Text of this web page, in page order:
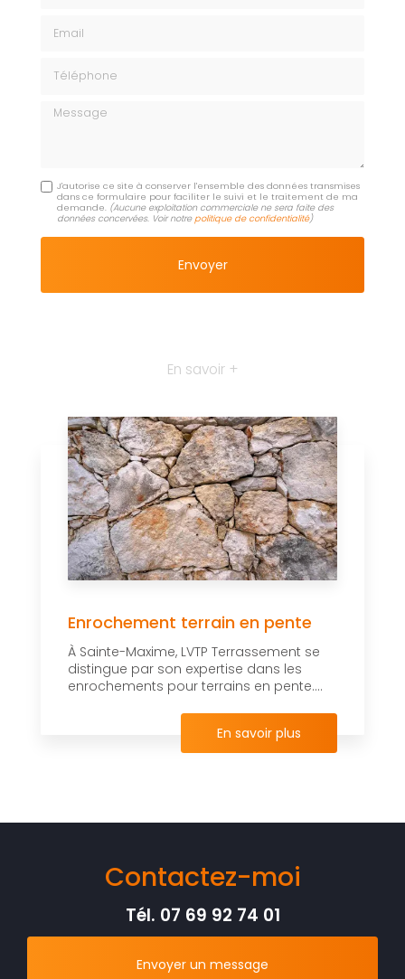
Message
J'autorise ce site à conserver l'ensemble des données transmises
dans ce formulaire pour faciliter le suivi et le traitement de ma
demande. (Aucune exploitation commerciale ne sera faite des
données concervées. Voir notre politique de confidentialité)
En savoir +
Enrochement terrain en pente
À Sainte-Maxime, LVTP Terrassement se
distingue par son expertise dans les
enrochements pour terrains en pente....
En savoir plus
Contactez-moi
Tél. 07 69 92 74 01
Envoyer un message